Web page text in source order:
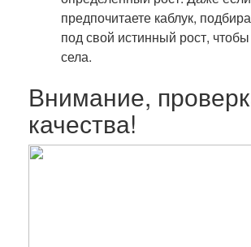
предпочитаете каблук,
под свой истинный рост,
села.
Внимание,
качества!